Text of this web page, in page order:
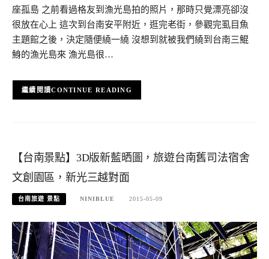
座孤島 之前看過格友到漁光島拍的照片，那時只覺漂亮卻沒
很放在心上 這次到台南安平附近，逛完老街，參觀完虱目魚
主題館之後，決定隨便繞一繞 沒想到就被我們繞到台南三鯤
鯓的漁光島來 漁光島很…
CONTINUE READING
【台南景點】3D版新藍晒圖，旅遊台南舊司法宿舍
文創園區，新光三越對面
台南旅遊 景點 NINIBLUE 2015-05-09